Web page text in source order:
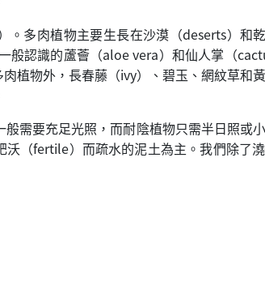
多肉植物主要生長在沙漠（deserts）和
般認識的蘆薈（aloe vera）和仙人掌（
植物外，長春藤（ivy）、碧玉、網紋草和
需要充足光照，而耐陰植物只需半日照或
（fertile）而疏水的泥土為主。我們除了